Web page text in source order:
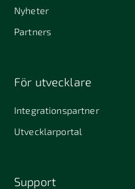
Nyheter
Partners
För utvecklare
Integrationspartner
Utvecklarportal
Support